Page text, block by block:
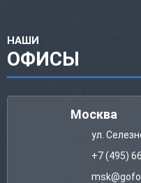
НАШИ
ОФИСЫ
Москва
ул.
+7 (495)